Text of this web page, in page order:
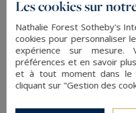
d’environ 114 m²
une parcelle d’environ 180
Dès l’entrée, un hall
chaleureux de la maison.
compose d’un séjour
Les cookies sur
Nathalie Forest Sotheby's
cookies pour personnaliser
expérience sur mesure.
préférences et en savoir
et à tout moment dans
cliquant sur "Gestion des